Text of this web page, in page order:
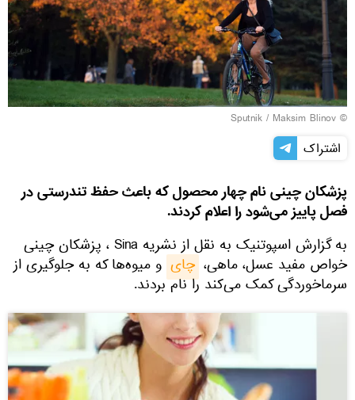
© Sputnik / Maksim Blinov
اشتراک
پزشکان چینی نام چهار محصول که باعث حفظ تندرستی در
فصل پاییز می‌شود را اعلام کردند.
به گزارش اسپوتنیک به نقل از نشریه Sina ، پزشکان چینی
خواص مفید عسل، ماهی، چای و میوه‌ها که به جلوگیری از
سرماخوردگی کمک می‌کند را نام بردند.